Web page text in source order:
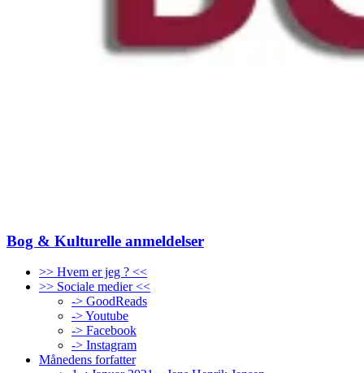
Bog & Kulturelle anmeldelser
>> Hvem er jeg ? <<
>> Sociale medier <<
-> GoodReads
-> Youtube
-> Facebook
-> Instagram
Månedens forfatter